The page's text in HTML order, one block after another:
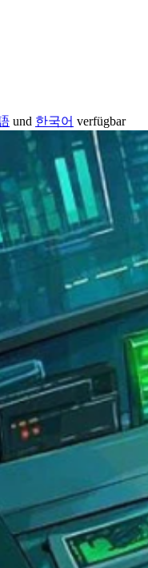
und 한국어 verfügbar